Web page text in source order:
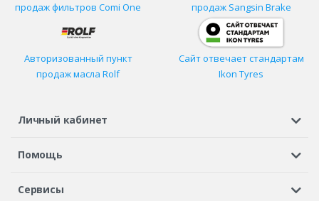
продаж фильтров Comi One
продаж Sangsin Brake
Авторизованный пункт
продаж масла Rolf
Сайт отвечает стандартам
Ikon Tyres
Личный кабинет
Регистрация или вход
Помощь
Шины в кредит
Сервисы